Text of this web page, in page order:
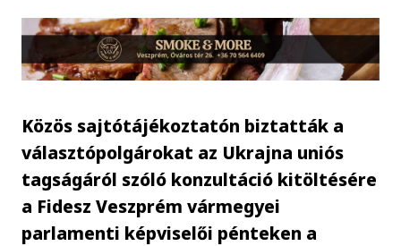
Közös sajtótájékoztatón biztatták a
választópolgárokat az Ukrajna uniós
tagságáról szóló konzultáció kitöltésére
a Fidesz Veszprém vármegyei
parlamenti képviselői pénteken a